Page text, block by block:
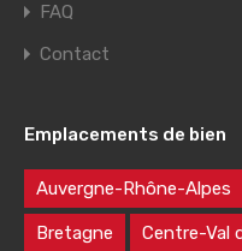
FAQ
Contact
Emplacements de bien
Auvergne-Rhône-Alpes
Bretagne Centre-Val